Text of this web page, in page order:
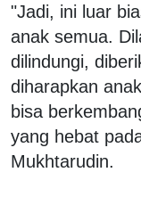
"Jadi, ini luar
anak semua.
dilindungi,
diharapkan
bisa
yang hebat
Mukhtarudin.